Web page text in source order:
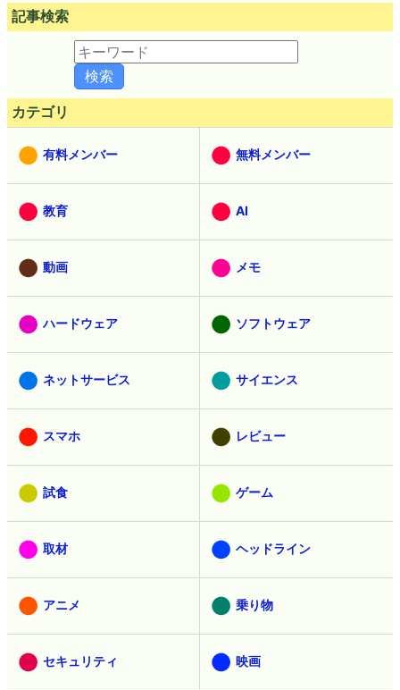
記事検索
カテゴリ
有料メンバー 無料メンバー
教育 AI
動画 メモ
ハードウェア ソフトウェア
ネットサービス サイエンス
スマホ レビュー
試食 ゲーム
取材 ヘッドライン
アニメ 乗り物
セキュリティ 映画